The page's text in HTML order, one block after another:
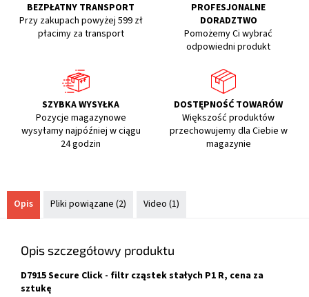
BEZPŁATNY TRANSPORT
Przy zakupach powyżej 599 zł
płacimy za transport
PROFESJONALNE
DORADZTWO
Pomożemy Ci wybrać
odpowiedni produkt
SZYBKA WYSYŁKA
Pozycje magazynowe
wysyłamy najpóźniej w ciągu
24 godzin
DOSTĘPNOŚĆ TOWARÓW
Większość produktów
przechowujemy dla Ciebie w
magazynie
Opis Pliki powiązane (2) Video (1)
Opis szczegółowy produktu
D7915 Secure Click - filtr cząstek stałych P1 R, cena za
sztukę